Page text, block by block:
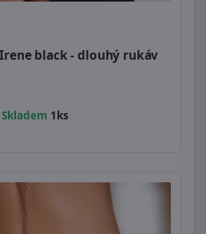
black - dlouhý rukáv
1ks